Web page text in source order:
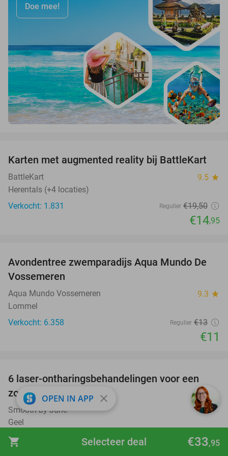
shopping_cart €33,95
Selecteer deal
Doe mee!
23%
Karten met augmented reality bij BattleKart
BattleKart 9.5 star
Herentals (+4 locaties)
Verkocht: 1.831
Regulier €19,50
€14,95
15%
Avondentree zwemparadijs Aqua Mundo De
Vossemeren
Aqua Mundo Vossemeren 9.3 star
Lommel
Verkocht: 6.358
Regulier €13
€11
69%
6 laser-ontharingsbehandelingen voor een
zone naar keuze
Smooth by June
Geel
Verkocht: 21
€158
OPEN IN APP close